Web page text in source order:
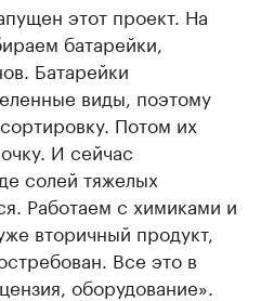
этот проект. На
батарейки,
Батарейки
виды, поэтому
Потом их
И сейчас
солей тяжелых
Работаем с химиками и
вторичный продукт,
Все это в
оборудование».